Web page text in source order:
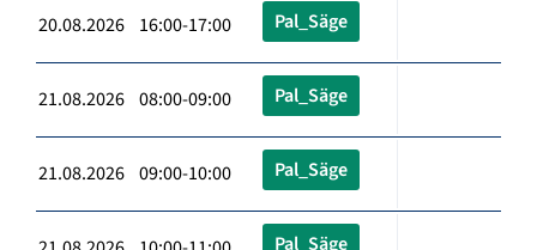
20.08.2026 16:00-17:00 Pal_Säge
21.08.2026 08:00-09:00 Pal_Säge
21.08.2026 09:00-10:00 Pal_Säge
Pal_Säge